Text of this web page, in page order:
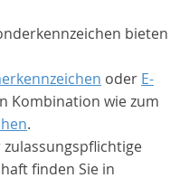
bieten
oder E-
Kombination wie zum
.
finden Sie in